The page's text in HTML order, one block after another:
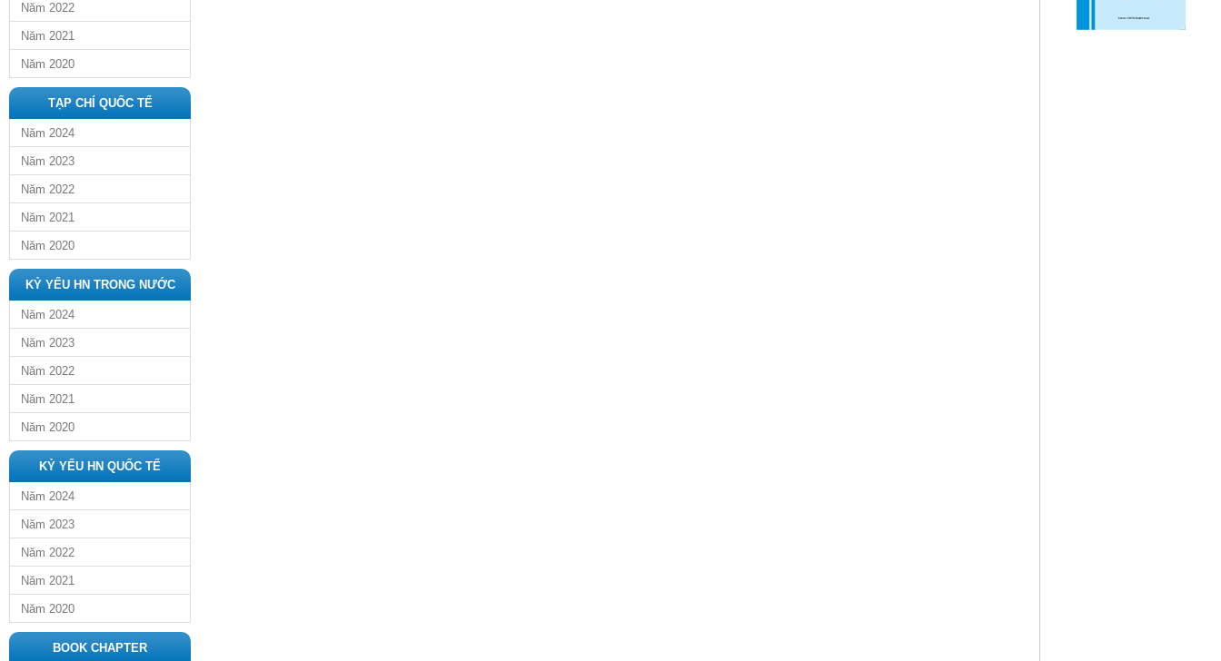
Năm 2022
Năm 2021
Năm 2020
TẠP CHÍ QUỐC TẾ
Năm 2024
Năm 2023
Năm 2022
Năm 2021
Năm 2020
KỶ YẾU HN TRONG NƯỚC
Năm 2024
Năm 2023
Năm 2022
Năm 2021
Năm 2020
KỶ YẾU HN QUỐC TẾ
Năm 2024
Năm 2023
Năm 2022
Năm 2021
Năm 2020
BOOK CHAPTER